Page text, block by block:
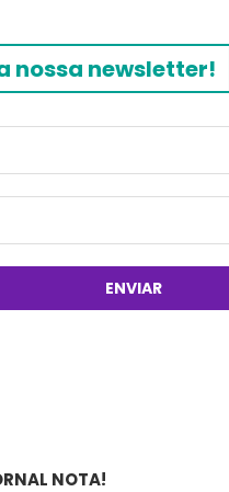
nossa newsletter!
NOTA!